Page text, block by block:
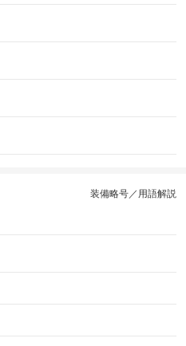
装備略号／用語解説